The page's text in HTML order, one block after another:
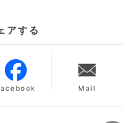
アする
Mail